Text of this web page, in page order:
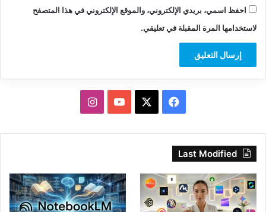
احفظ اسمي، بريدي الإلكتروني، والموقع الإلكتروني في هذا المتصفح
لاستخدامها المرة المقبلة في تعليقي.
فيسبوك ‫YouTubeانستقرام
Last Modified